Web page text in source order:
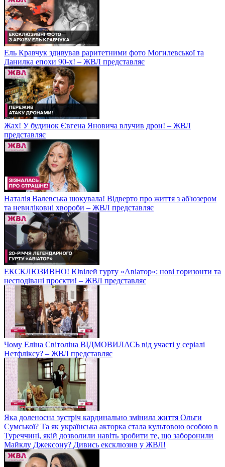
Ель Кравчук здивував раритетними фото Могилевської та
Данилка епохи 90-х! – ЖВЛ представляє
Жах! У будинок Євгена Яновича влучив дрон! – ЖВЛ
представляє
Наталія Валевська шокувала! Відверто про життя з аб'юзером
та невиліковні хвороби – ЖВЛ представляє
ЕКСКЛЮЗИВНО! Ювілей гурту «Авіатор»: нові горизонти та
несподівані проєкти! – ЖВЛ представляє
Чому Еліна Світоліна ВІДМОВИЛАСЬ від участі у серіалі
Нетфліксу? – ЖВЛ представляє
Яка доленосна зустріч кардинально змінила життя Ольги
Сумської? Та як українська акторка стала культовою особою в
Туреччині, якій дозволили навіть зробити те, що заборонили
Майклу Джексону? Дивись ексклюзив у ЖВЛ!